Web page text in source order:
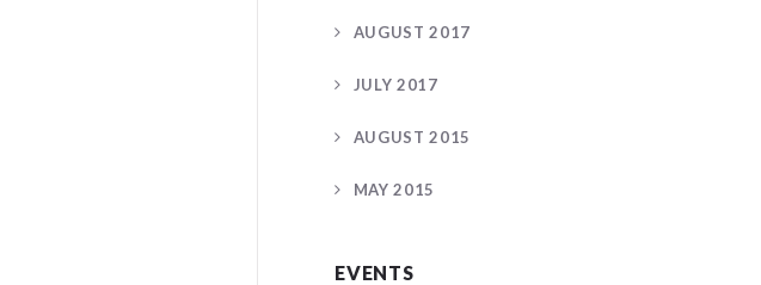
AUGUST 2017
JULY 2017
AUGUST 2015
MAY 2015
EVENTS